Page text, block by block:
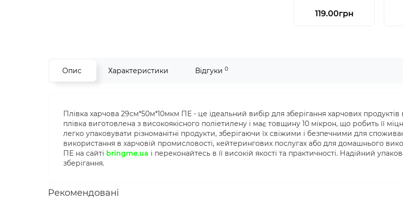
119.00грн
Опис Характеристики Відгуки 0
Плівка харчова 29см*50м*10мкм ПЕ - це ідеальний вибір для зберігання харчових
плівка виготовлена з високоякісного поліетилену і має товщину 10 мікрон, що робить її
легко упаковувати різноманітні продукти, зберігаючи їх свіжими і безпечними для
використання в харчовій промисловості, кейтерингових послугах або для домашнього
ПЕ на сайті bringme.ua і переконайтесь в її високій якості та практичності. Надійний
зберігання.
Рекомендовані